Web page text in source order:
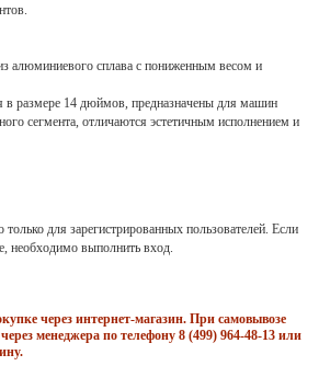
алюминиевого сплава с пониженным весом и
в размере 14 дюймов, предназначены для машин
сегмента, отличаются эстетичным исполнением и
для зарегистрированных пользователей. Если
необходимо выполнить вход.
через интернет-магазин. При самовывозе
менеджера по телефону 8 (499) 964-48-13 или